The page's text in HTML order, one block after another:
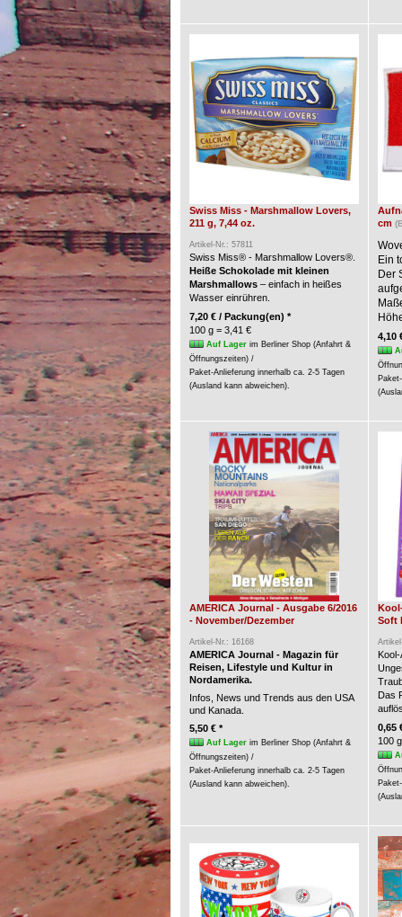
Swiss Miss - Marshmallow Lovers,
211 g, 7,44 oz.
Artikel-Nr.: 57811
Swiss Miss® - Marshmallow Lovers®.
Heiße Schokolade mit kleinen
Marshmallows– einfach in heißes
Wasser einrühren.
7,20 € / Packung(en) *
100 g = 3,41 €
Auf Lagerim Berliner Shop (Anfahrt &
Öffnungszeiten) /
Paket-Anlieferung innerhalb ca. 2-5 Tagen
(Ausland kann abweichen).
cm
Ein
Der
4,10
AMERICA Journal - Ausgabe 6/2016
- November/Dezember
Artikel-Nr.: 16168
AMERICA Journal - Magazin für
Reisen, Lifestyle und Kultur in
Nordamerika.
Infos, News und Trends aus den USA
und Kanada.
5,50 € *
Auf Lagerim Berliner Shop (Anfahrt &
Öffnungszeiten) /
Paket-Anlieferung innerhalb ca. 2-5 Tagen
(Ausland kann abweichen).
Soft
Das
0,65
100